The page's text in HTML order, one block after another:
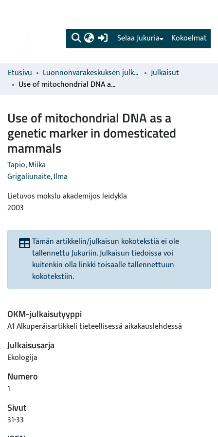
(current) Kokoelmat
Selaa Jukuria
Etusivu Luonnonvarakeskuksen julkaisut
Julkaisut
Use of mitochondrial DNA as a genetic marker in domesticated mammals
Use of mitochondrial DNA as a
genetic marker in domesticated
mammals
Tapio, Miika
Grigaliunaite, Ilma
Lietuvos mokslu akademijos leidykla
2003
Tämän artikkelin/julkaisun kokotekstiä ei ole
tallennettu Jukuriin. Julkaisun tiedoissa voi
kuitenkin olla linkki toisaalle tallennettuun
kokotekstiin.
OKM-julkaisutyyppi
A1 Alkuperäisartikkeli tieteellisessä aikakauslehdessä
Julkaisusarja
Ekologija
Numero
1
Sivut
31-33